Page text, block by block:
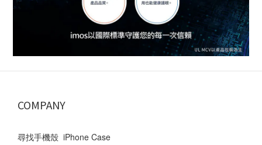
COMPANY
尋找手機殼 iPhone Case